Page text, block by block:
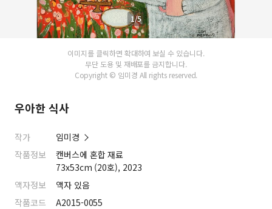
1/5
이미지를 클릭하면 확대하여 보실 수 있습니다.
무단 도용 및 재배포를 금지합니다.
Copyright © 임미경 All rights reserved.
우아한 식사
작가
임미경
작품정보
캔버스에 혼합 재료
73x53cm (20호), 2023
액자정보
액자 있음
작품코드
A2015-0055